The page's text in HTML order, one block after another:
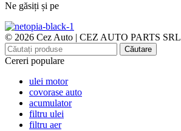
Ne găsiți și pe
© 2026 Cez Auto | CEZ AUTO PARTS SRL
Căutare
Cereri populare
ulei motor
covorase auto
acumulator
filtru ulei
filtru aer